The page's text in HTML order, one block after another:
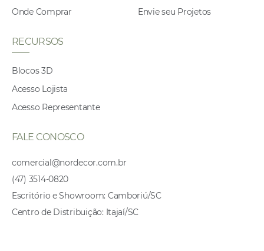
Onde Comprar
Envie seu Projetos
RECURSOS
Blocos 3D
Acesso Lojista
Acesso Representante
FALE CONOSCO
comercial@nordecor.com.br
(47) 3514-0820
Escritório e Showroom: Camboriú/SC
Centro de Distribuição: Itajaí/SC